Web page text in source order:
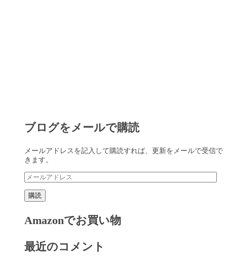
ブログをメールで購読
メールアドレスを記入して購読すれば、更新をメールで受信で
きます。
メ
ー
ル
ア
レ
購読
Amazonでお買い物
最近のコメント